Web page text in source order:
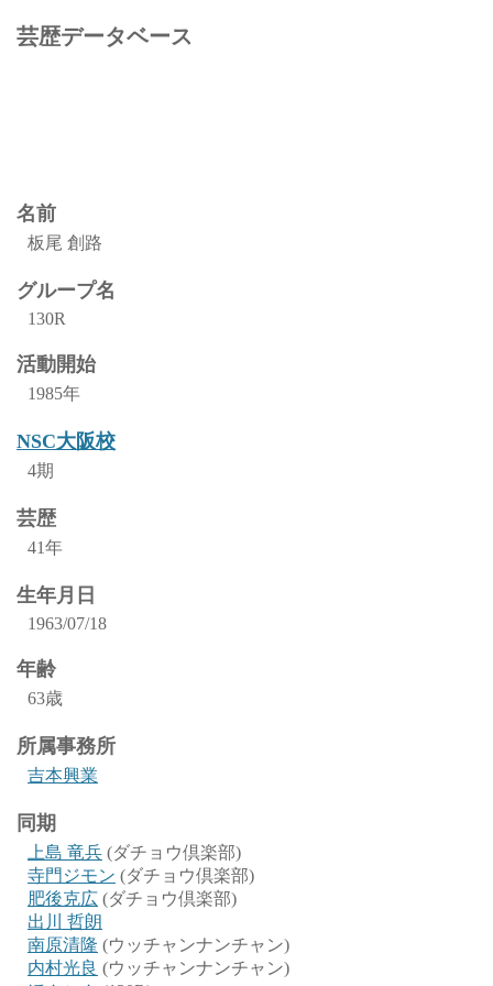
芸歴データベース
名前
板尾 創路
グループ名
130R
活動開始
1985年
NSC大阪校
4期
芸歴
41年
生年月日
1963/07/18
年齢
63歳
所属事務所
吉本興業
同期
上島 竜兵 (ダチョウ倶楽部)
寺門ジモン (ダチョウ倶楽部)
肥後克広 (ダチョウ倶楽部)
出川 哲朗
南原清隆 (ウッチャンナンチャン)
内村光良 (ウッチャンナンチャン)